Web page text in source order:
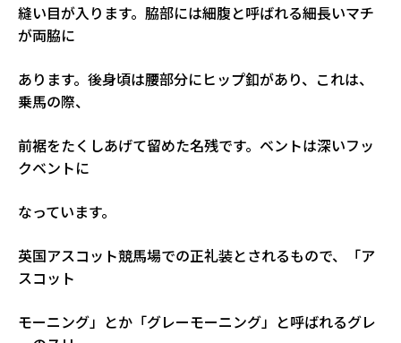
縫い目が入ります。脇部には細腹と呼ばれる細長いマチ
が両脇に
あります。後身頃は腰部分にヒップ釦があり、これは、
乗馬の際、
前裾をたくしあげて留めた名残です。ベントは深いフッ
クベントに
なっています。
英国アスコット競馬場での正礼装とされるもので、「ア
スコット
モーニング」とか「グレーモーニング」と呼ばれるグレ